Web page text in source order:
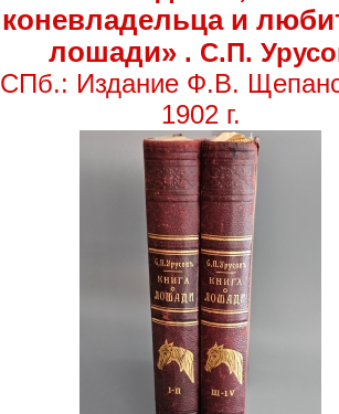
коневладельца и
лошади». С.П.
СПб.: Издание Ф.В.
1902 г.